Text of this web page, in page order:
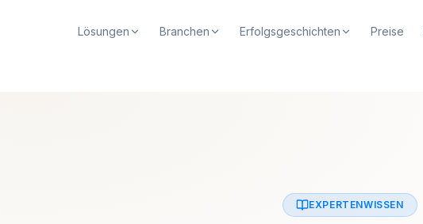
Lösungen Branchen Erfolgsgeschichten Preise
EXPERTENWISSEN